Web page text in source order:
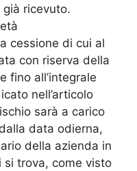
ricevuto.
cessione di cui al
con riserva della
fino all’integrale
nell’articolo
sarà a carico
data odierna,
della azienda in
si trova, come visto